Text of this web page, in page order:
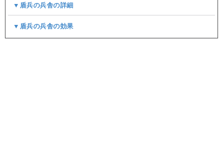
▼盾兵の兵舎の詳細
▼盾兵の兵舎の効果